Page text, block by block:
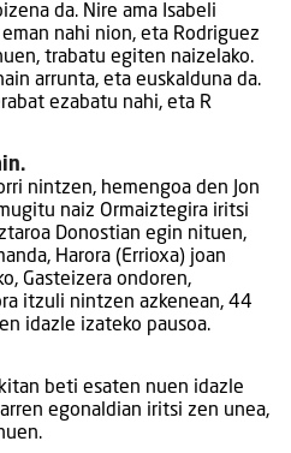
da. Nire ama Isabeli
nahi nion, eta Rodriguez
trabatu egiten naizelako.
arrunta, eta euskalduna da.
ezabatu nahi, eta R
nintzen, hemengoa den Jon
naiz Ormaiztegira iritsi
Donostian egin nituen,
Harora (Errioxa) joan
Gasteizera ondoren,
itzuli nintzen azkenean, 44
idazle izateko pausoa.
beti esaten nuen idazle
egonaldian iritsi zen unea,